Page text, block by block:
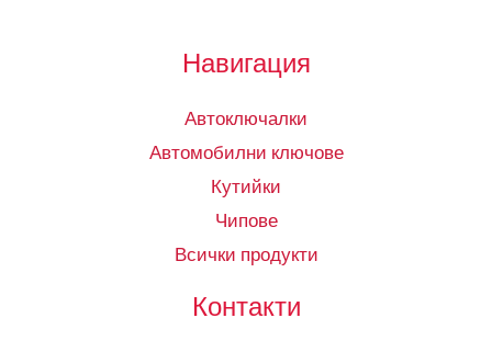
Навигация
Автоключалки
Автомобилни ключове
Кутийки
Чипове
Всички продукти
Контакти